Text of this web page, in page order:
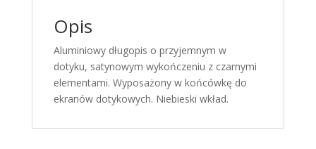
Opis
Aluminiowy długopis o przyjemnym w
dotyku, satynowym wykończeniu z czarnymi
elementami. Wyposażony w końcówkę do
ekranów dotykowych. Niebieski wkład.